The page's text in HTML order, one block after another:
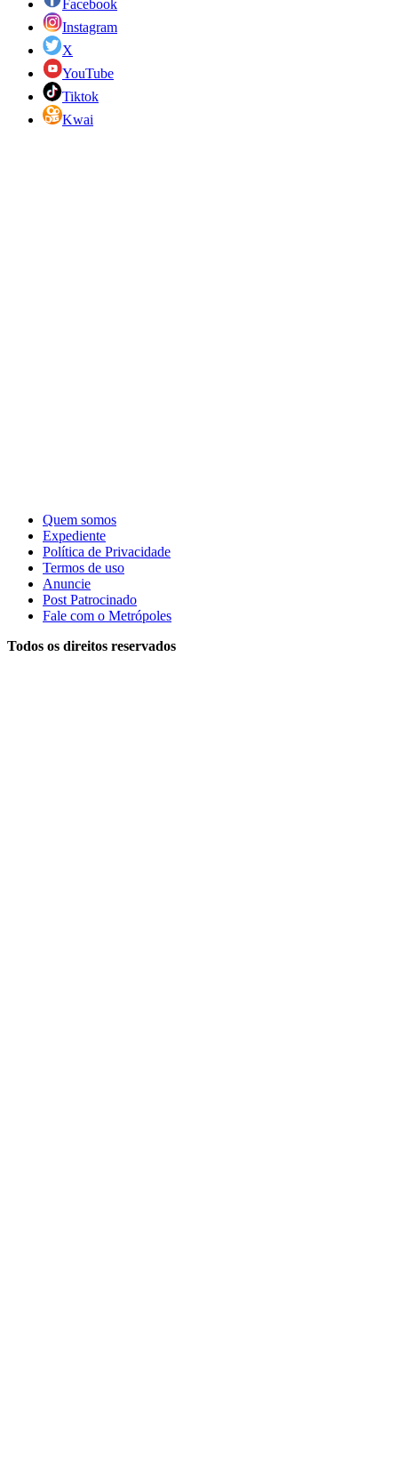
Facebook
Instagram
X
YouTube
Tiktok
Kwai
Quem somos
Expediente
Política de Privacidade
Termos de uso
Anuncie
Post Patrocinado
Fale com o Metrópoles
Todos os direitos reservados